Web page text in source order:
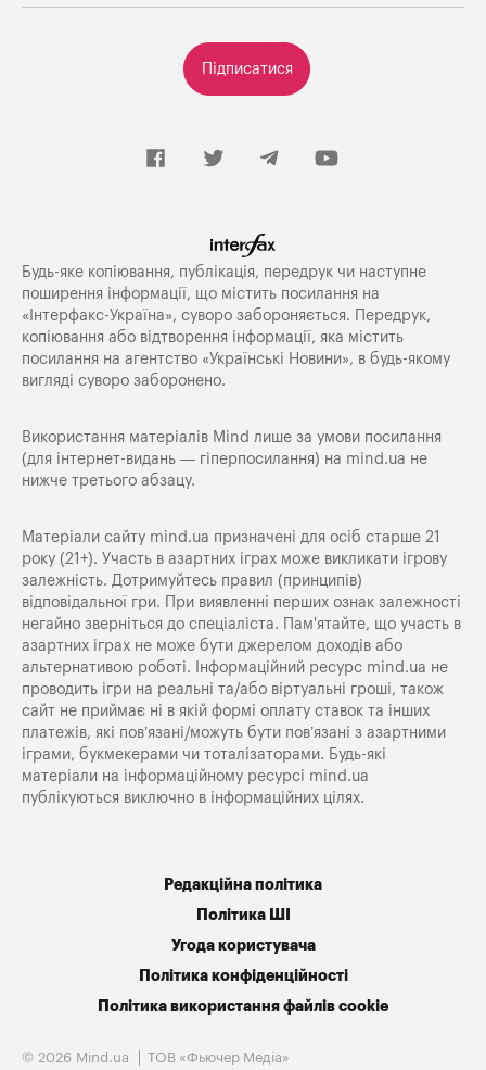
Підписатися
Будь-яке копiювання, публiкацiя, передрук чи наступне
поширення iнформацiї, що мiстить посилання на
«Iнтерфакс-Україна», суворо забороняється. Передрук,
копіювання або відтворення інформації, яка містить
посилання на агентство «Українські Новини», в будь-якому
вигляді суворо заборонено.
Використання матеріалів Mind лише за умови посилання
(для інтернет-видань — гіперпосилання) на mind.ua не
нижче третього абзацу.
Матеріали сайту mind.ua призначені для осіб старше 21
року (21+). Участь в азартних іграх може викликати ігрову
залежність. Дотримуйтесь правил (принципів)
відповідальної гри. При виявленні перших ознак залежності
негайно зверніться до спеціаліста. Пам'ятайте, що участь в
азартних іграх не може бути джерелом доходів або
альтернативою роботі. Інформаційний ресурс mind.ua не
проводить ігри на реальні та/або віртуальні гроші, також
сайт не приймає ні в якій формі оплату ставок та інших
платежів, які пов’язані/можуть бути пов’язані з азартними
іграми, букмекерами чи тоталізаторами. Будь-які
матеріали на інформаційному ресурсі mind.ua
публікуються виключно в інформаційних цілях.
Редакційна політика
Політика ШІ
Угода користувача
Політика конфіденційності
Політика використання файлів cookie
© 2026 Mind.ua ТОВ «Фьючер Медiа»